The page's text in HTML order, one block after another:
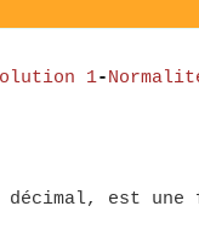
1-
décimal, est